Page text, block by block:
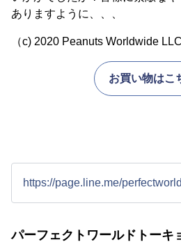
ありますように、、、
（c) 2020 Peanuts Worldwide LLC
お買い物はこ
https://page.line.me/
パーフェクトワールドトーキ